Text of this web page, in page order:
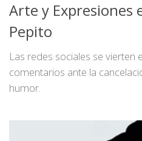
Arte y Expresiones
Pepito
Las redes sociales se vierten
comentarios ante la
humor.